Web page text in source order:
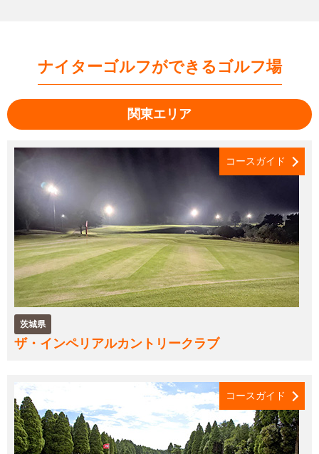
ナイターゴルフができるゴルフ場
関東エリア
茨城県
ザ・インペリアルカントリークラブ
コースガイド
コースガイド